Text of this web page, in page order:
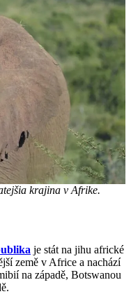
krajina v Afrike.
je stát na jihu africké
země v Africe a nachází
na západě, Botswanou